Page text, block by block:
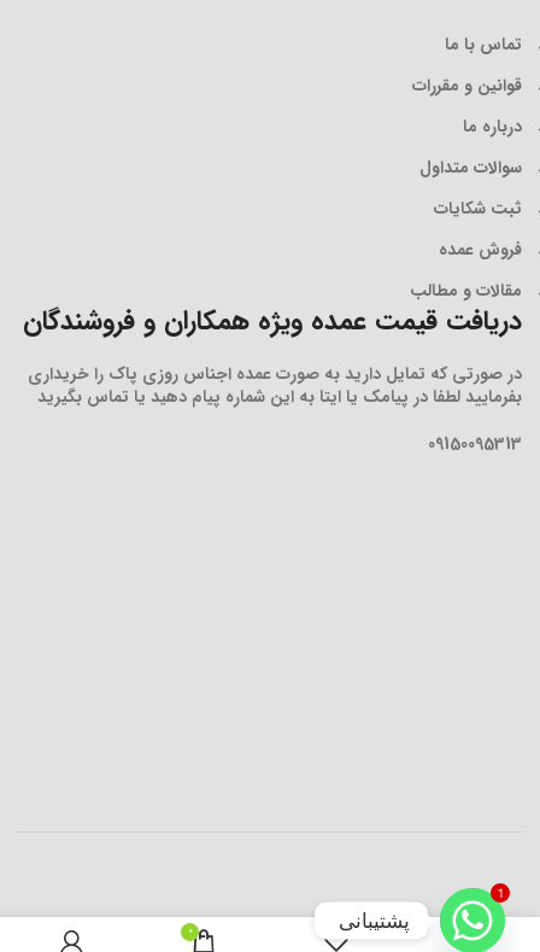
تماس با ما
قوانین و مقررات
درباره ما
سوالات متداول
ثبت شکایات
فروش عمده
مقالات و مطالب
دریافت قیمت عمده ویژه همکاران و فروشندگان
در صورتی که تمایل دارید به صورت عمده اجناس روزی پاک را خریداری
بفرمایید لطفا در پیامک یا ایتا به این شماره پیام دهید یا تماس بگیرید
09150095313
افزودن به سبد خرید 0
1
پشتیبانی